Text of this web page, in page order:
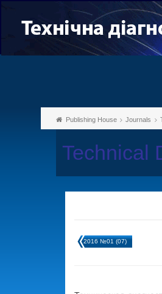
Publishing House Journals
Technical
2016 №01 (07)